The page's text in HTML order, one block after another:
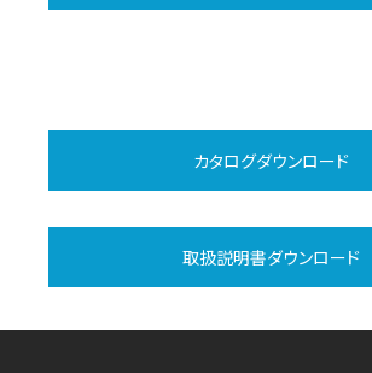
カタログダウンロード
取扱説明書ダウンロード